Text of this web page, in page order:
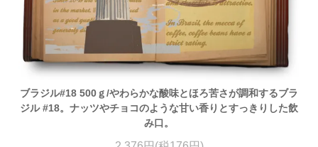
ブラジル#18 500ｇ/やわらかな酸味とほろ苦さが調和するブラ
ジル #18。ナッツやチョコのような甘い香りとすっきりした飲
み口。